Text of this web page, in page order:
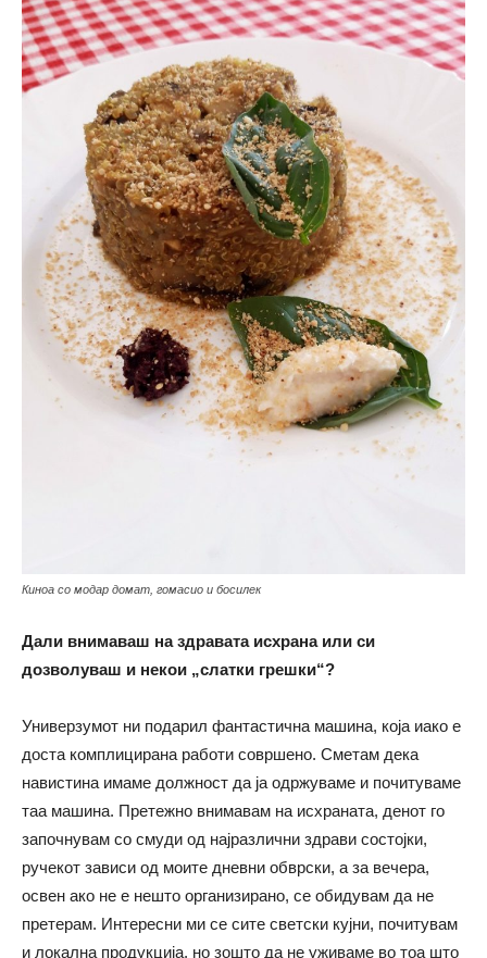
Киноа со модар домат, гомасио и босилек
Дали внимаваш на здравата исхрана или си
дозволуваш и некои „слатки грешки“?
Универзумот ни подарил фантастична машина, која иако е
доста комплицирана работи совршено. Сметам дека
навистина имаме должност да ја одржуваме и почитуваме
таа машина. Претежно внимавам на исхраната, денот го
започнувам со смуди од најразлични здрави состојки,
ручекот зависи од моите дневни обврски, а за вечера,
освен ако не е нешто организирано, се обидувам да не
претерам. Интересни ми се сите светски кујни, почитувам
и локална продукција, но зошто да не уживаме во тоа што